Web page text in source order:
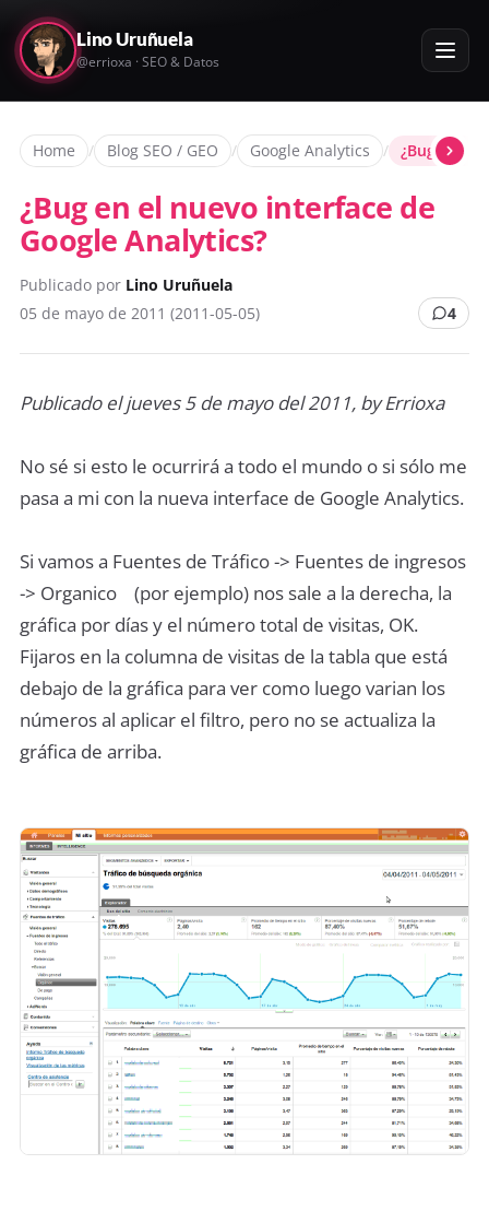
Lino Uruñuela
@errioxa · SEO & Datos
Home / Blog SEO / GEO / Google Analytics / ¿Bug en el
¿Bug en el nuevo interface de
Google Analytics?
Publicado por Lino Uruñuela
05 de mayo de 2011 (2011-05-05)
4
Publicado el jueves 5 de mayo del 2011, by Errioxa
No sé si esto le ocurrirá a todo el mundo o si sólo me
pasa a mi con la nueva interface de Google Analytics.
Si vamos a Fuentes de Tráfico -> Fuentes de ingresos
-> Organico (por ejemplo) nos sale a la derecha, la
gráfica por días y el número total de visitas, OK.
Fijaros en la columna de visitas de la tabla que está
debajo de la gráfica para ver como luego varian los
números al aplicar el filtro, pero no se actualiza la
gráfica de arriba.